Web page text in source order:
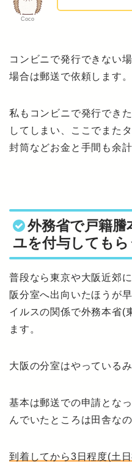
Coco
コンビニで発行できない
場合は郵送で依頼します。
私もコンビニで発行でき
してしまい、ここでまた
封筒などお金と手間も余計
外務省で戸籍
ユを付与してもら
普段なら東京や大阪近郊
阪分室へ出向いたほうが
イルスの関係で外務本省(
ます。
大阪の分室はやっているみ
基本は郵送での申請とな
んでいたところは田舎な
到着してから3日程度(土